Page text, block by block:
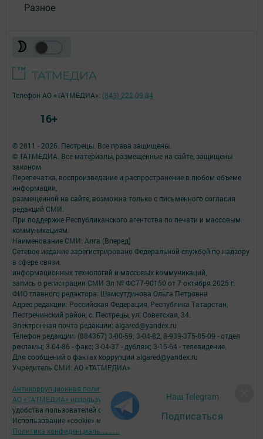
Разное
Наш Telegram
Подписаться
© 2011 - 2026. Пестрецы. Все права защищены.
© ТАТМЕДИА. Все материалы, размещенные на сайте, защищены
законом.
Перепечатка, воспроизведение и распространение в любом объеме
информации,
размещенной на сайте, возможна только с письменного согласия
редакций СМИ.
При поддержке Республиканского агентства по печати и массовым
коммуникациям.
Наименование СМИ: Алга (Вперед)
Сетевое издание зарегистрировано Федеральной службой по надзору
в сфере связи,
информационных технологий и массовых коммуникаций,
запись о регистрации СМИ Эл № ФС77-90150 от 7 октября 2025 г.
ФИО главного редактора: Шамсутдинова Ольга Петровна
Адрес редакции: Российская Федерация, Республика Татарстан,
Пестречинский район, с. Пестрецы, ул. Советская, 34.
Электронная почта редакции: algared@yandex.ru
Телефон редакции: (884367) 3-00-59; 3-04-82, 8-939-375-85-09 - отдел
рекламы; 3-04-86 - факс; 3-04-37 - дубляж; 3-15-64 - телевидение.
Для сообщений о фактах коррупции algared@yandex.ru
Учредитель СМИ: АО «ТАТМЕДИА»
Антикоррупционная политика
АО «ТАТМЕДИА» использует «cookie»для персонализации сервисов и
удобства пользователей сайтом.
Использование «cookie» можно отменить в настройках браузера.
Политика конфиденциальности
Телефон АО «ТАТМЕДИА»: (843) 222 09 84
16+